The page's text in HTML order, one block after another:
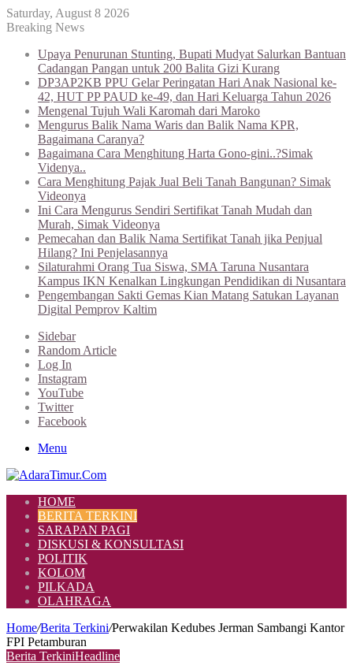
Saturday, August 8 2026
Breaking News
Upaya Penurunan Stunting, Bupati Mudyat Salurkan Bantuan
Cadangan Pangan untuk 200 Balita Gizi Kurang
DP3AP2KB PPU Gelar Peringatan Hari Anak Nasional ke-
42, HUT PP PAUD ke-49, dan Hari Keluarga Tahun 2026
Mengenal Tujuh Wali Karomah dari Maroko
Mengurus Balik Nama Waris dan Balik Nama KPR,
Bagaimana Caranya?
Bagaimana Cara Menghitung Harta Gono-gini..?Simak
Videnya..
Cara Menghitung Pajak Jual Beli Tanah Bangunan? Simak
Videonya
Ini Cara Mengurus Sendiri Sertifikat Tanah Mudah dan
Murah, Simak Videonya
Pemecahan dan Balik Nama Sertifikat Tanah jika Penjual
Hilang? Ini Penjelasannya
Silaturahmi Orang Tua Siswa, SMA Taruna Nusantara
Kampus IKN Kenalkan Lingkungan Pendidikan di Nusantara
Pengembangan Sakti Gemas Kian Matang Satukan Layanan
Digital Pemprov Kaltim
Sidebar
Random Article
Log In
Instagram
YouTube
Twitter
Facebook
Menu
HOME
BERITA TERKINI
SARAPAN PAGI
DISKUSI & KONSULTASI
POLITIK
KOLOM
PILKADA
OLAHRAGA
Home/Berita Terkini/Perwakilan Kedubes Jerman Sambangi Kantor
FPI Petamburan
Berita TerkiniHeadline